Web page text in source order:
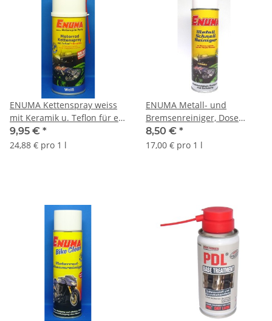
ENUMA Kettenspray weiss
mit Keramik u. Teflon für ein
langes Kettenleben
9,95 € *
24,88 € pro 1 l
ENUMA Metall- und
Bremsenreiniger, Dose
500ml
8,50 € *
17,00 € pro 1 l